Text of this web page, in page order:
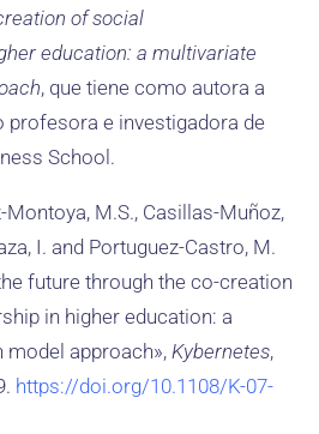
of social
education: a multivariate
, que tiene como autora a
profesora e investigadora de
School.
Montoya, M.S., Casillas-Muñoz,
I. and Portuguez-Castro, M.
future through the co-creation
in higher education: a
approach», Kybernetes,
https://doi.org/10.1108/K-07-